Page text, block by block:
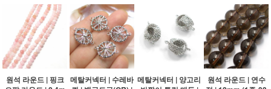
원석 라운드 | 핑크 메탈커넥터 | 수레바 메탈커넥터 | 양고리
원석 라운드 | 연수